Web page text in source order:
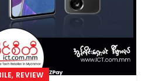
, REVIEW